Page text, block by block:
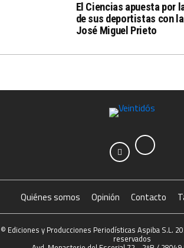
El Ciencias apuesta por
de sus deportistas con
José Miguel Prieto
Quiénes somos Opinión Contacto
© Ediciones y Producciones Periodísticas Aspiba S.L.
reservados